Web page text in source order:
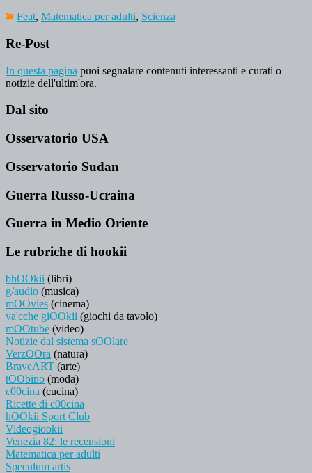
Feat, Matematica per adulti, Scienza
Re-Post
In questa pagina puoi segnalare contenuti interessanti e curati o
notizie dell'ultim'ora.
Dal sito
Osservatorio USA
Osservatorio Sudan
Guerra Russo-Ucraina
Guerra in Medio Oriente
Le rubriche di hookii
bhOOkii (libri)
g/audio (musica)
mOOvies (cinema)
va'cche giOOkii (giochi da tavolo)
mOOtube (video)
Notizie dal sistema sOOlare
VerzOOra (natura)
BraveART (arte)
tOObino (moda)
c00cina (cucina)
Ricette di c00cina
hOOkii Sport Club
Videogiookii
Venezia 82: le recensioni
Matematica per adulti
Speculum artis